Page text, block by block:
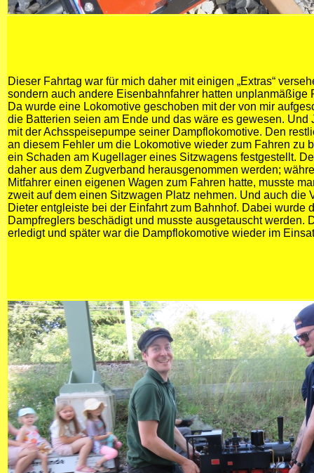
Dieser Fahrtag war für mich daher mit einigen „Extras“
sondern auch andere Eisenbahnfahrer hatten unplanmäßige
Da wurde eine Lokomotive geschoben mit der von mir
die Batterien seien am Ende und das wäre es gewesen. Und
mit der Achsspeisepumpe seiner Dampflokomotive. Den
an diesem Fehler um die Lokomotive wieder zum Fahren zu
ein Schaden am Kugellager eines Sitzwagens festgestellt.
daher aus dem Zugverband herausgenommen werden;
Mitfahrer einen eigenen Wagen zum Fahren hatte, musste
zweit auf dem einen Sitzwagen Platz nehmen. Und auch die
Dieter entgleiste bei der Einfahrt zum Bahnhof. Dabei wurde
Dampfreglers beschädigt und musste ausgetauscht werden.
erledigt und später war die Dampflokomotive wieder im